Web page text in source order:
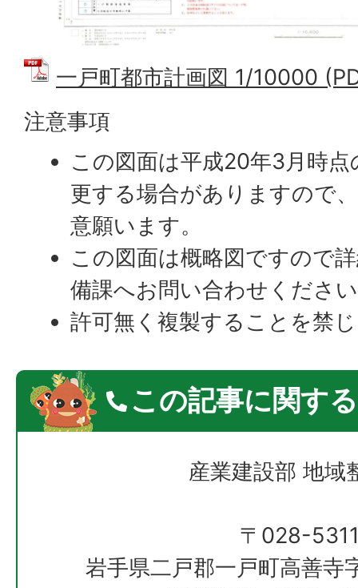
一戸町都市計画図 1/10000
注意事項
この図面は平成20年3月時
更する場合がありますので
意願います。
この図面は概略図ですので
備課へお問い合わせくださ
許可無く複製することを禁
この記事に関す
産業建設部 地域
〒028-
岩手県二戸郡一戸町高善寺